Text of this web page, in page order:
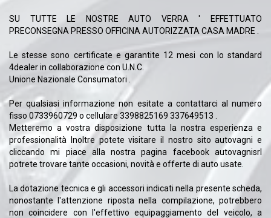
SU TUTTE LE NOSTRE AUTO VERRA ' EFFETTUATO
PRECONSEGNA PRESSO OFFICINA AUTORIZZATA CASA MADRE .
Le stesse sono certificate e garantite 12 mesi con lo standard
4dealer in collaborazione con U.N.C.
Unione Nazionale Consumatori .
Per qualsiasi informazione non esitate a contattarci al numero
fisso 0733960729 o cellulare 3398825169 337649513 .
Metteremo a vostra disposizione tutta la nostra esperienza e
professionalità Inoltre potete visitare il nostro sito autovagni e
cliccando mi piace alla nostra pagina facebook autovagnisrl
potrete trovare tante occasioni, novità e offerte di auto usate.
La dotazione tecnica e gli accessori indicati nella presente scheda,
nonostante l'attenzione riposta nella compilazione, potrebbero
non coincidere con l'effettivo equipaggiamento del veicolo, a